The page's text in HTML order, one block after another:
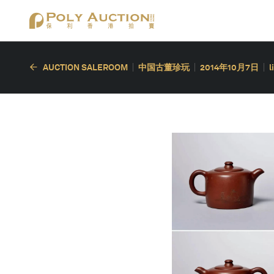
AUCTION SALEROOM 中国古董珍玩 2014年10月7日